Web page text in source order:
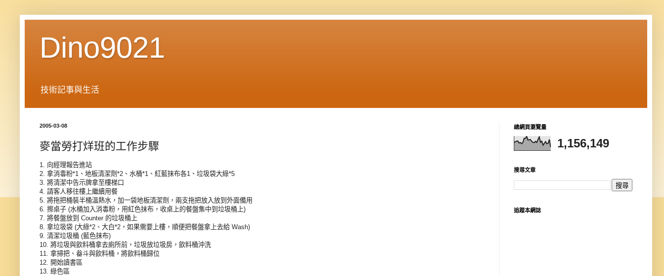
Dino9021
技術記事與生活
2005-03-08
麥當勞打烊班的工作步驟
1. 向經理報告進站
2. 拿消毒粉*1、地板清潔劑*2、水桶*1、紅藍抹布各1、垃圾袋大綠*5
3. 將清潔中告示牌拿至樓梯口
4. 請客人移往樓上繼續用餐
5. 將拖把桶裝半桶溫熱水，加一袋地板清潔劑，兩支拖把放入放到外面備用
6. 擦桌子 (水桶加入消毒粉，用紅色抹布，收桌上的餐盤集中到垃圾桶上)
7. 將餐盤放到 Counter 的垃圾桶上
8. 拿垃圾袋 (大綠*2、大白*2，如果需要上樓，順便把餐盤拿上去給 Wash)
9. 清潔垃圾桶 (藍色抹布)
10. 將垃圾與飲料桶拿去廁所前，垃圾放垃圾房，飲料桶沖洗
11. 拿掃把、畚斗與飲料桶，將飲料桶歸位
12. 開始讀書區
13. 綠色區
總網頁瀏覽量
1,156,149
搜尋文章
追蹤本網誌